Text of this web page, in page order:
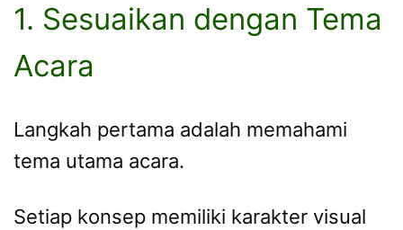
1. Sesuaikan dengan Tema
Acara
Langkah pertama adalah memahami
tema utama acara.
Setiap konsep memiliki karakter visual